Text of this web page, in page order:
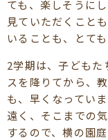
ても、楽しそうに
見ていただくこと
いることも、とて
2学期は、子どもた
スを降りてから、
も、早くなってい
遠く、そこまでの
するので、横の園